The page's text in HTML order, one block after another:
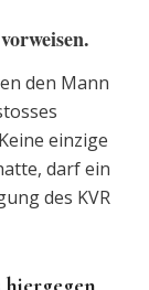
den Mann
einzige
darf ein
des KVR